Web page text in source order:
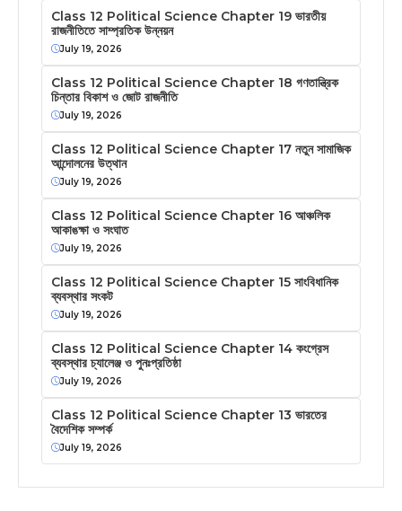
Class 12 Political Science Chapter 19 ভারতীয়
রাজনীতিতে সাম্প্রতিক উন্নয়ন
July 19, 2026
Class 12 Political Science Chapter 18 গণতান্ত্রিক
চিন্তার বিকাশ ও জোট রাজনীতি
July 19, 2026
Class 12 Political Science Chapter 17 নতুন সামাজিক
আন্দোলনের উত্থান
July 19, 2026
Class 12 Political Science Chapter 16 আঞ্চলিক
আকাঙক্ষা ও সংঘাত
July 19, 2026
Class 12 Political Science Chapter 15 সাংবিধানিক
ব্যবস্থার সংকট
July 19, 2026
Class 12 Political Science Chapter 14 কংগ্রেস
ব্যবস্থার চ্যালেঞ্জ ও পুনঃপ্রতিষ্ঠা
July 19, 2026
Class 12 Political Science Chapter 13 ভারতের
বৈদেশিক সম্পর্ক
July 19, 2026